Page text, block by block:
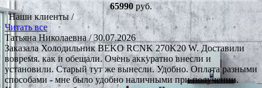
65990 руб.
Наши клиенты /
Читать все
Татьяна Николаевна/ 30.07.2026
Заказала Холодильник BEKO RCNK 270K20 W. Доставили
вовремя. как и обещали. Очень аккуратно внесли и
установили. Старый тут же вынесли. Удобно. Оплата разными
способами - мне было удобно наличными при получении.